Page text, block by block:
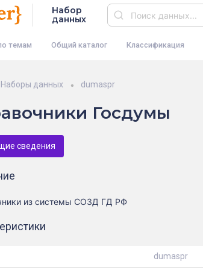
Набор
данных
темам Общий каталог Классификация
Наборы данных dumaspr
Госдумы
сведения
из системы СОЗД ГД РФ
dumaspr